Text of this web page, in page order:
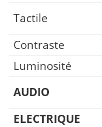
Tactile
Contraste
Luminosité
AUDIO
ELECTRIQUE